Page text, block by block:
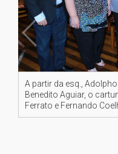
A partir da esq.,
Benedito Aguiar, o
Ferrato e Fernando